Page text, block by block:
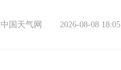
中国天气网 2026-08-08 18:05